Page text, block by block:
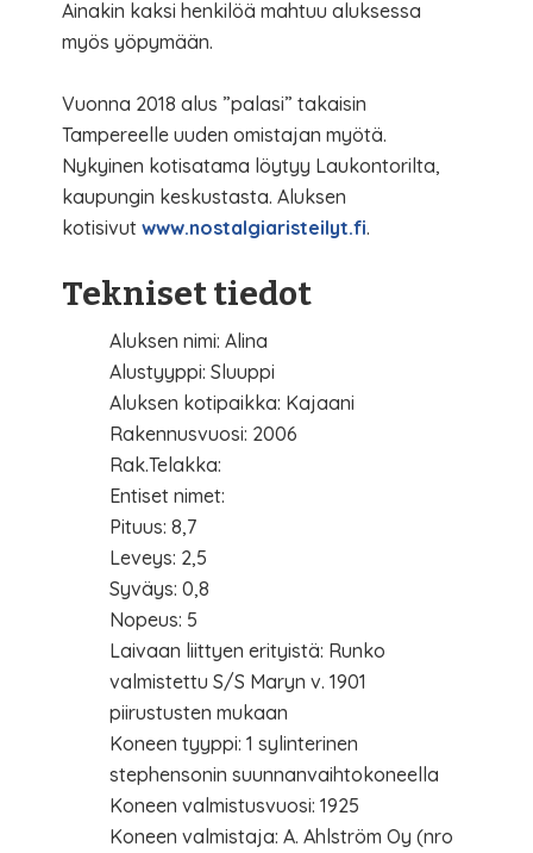
Ainakin kaksi henkilöä mahtuu aluksessa
myös yöpymään.
Vuonna 2018 alus ”palasi” takaisin
Tampereelle uuden omistajan myötä.
Nykyinen kotisatama löytyy Laukontorilta,
kaupungin keskustasta. Aluksen
kotisivutwww.nostalgiaristeilyt.fi.
Tekniset tiedot
Aluksen nimi: Alina
Alustyyppi: Sluuppi
Aluksen kotipaikka: Kajaani
Rakennusvuosi: 2006
Rak.Telakka:
Entiset nimet:
Pituus: 8,7
Leveys: 2,5
Syväys: 0,8
Nopeus: 5
Laivaan liittyen erityistä: Runko
valmistettu S/S Maryn v. 1901
piirustusten mukaan
Koneen tyyppi: 1 sylinterinen
stephensonin suunnanvaihtokoneella
Koneen valmistusvuosi: 1925
Koneen valmistaja: A. Ahlström Oy (nro